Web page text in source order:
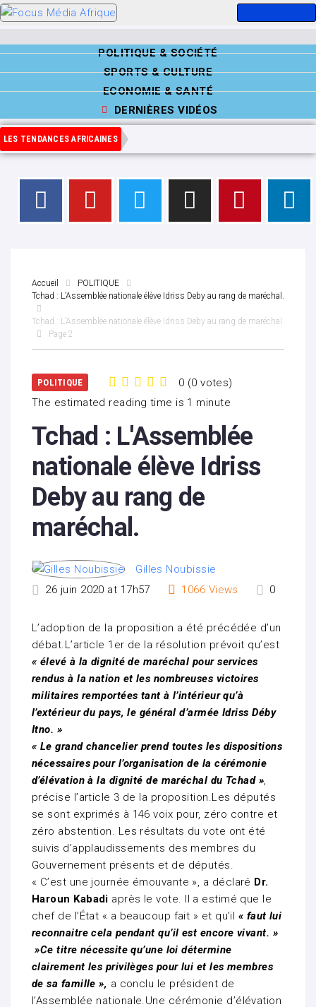
POLITIQUE & SOCIÉTÉ
SPORTS & CULTURE
ECONOMIE & SANTÉ
DERNIÈRES VIDÉOS
LES TENDANCES AFRICAINES
Accueil
POLITIQUE
Tchad : L’Assemblée nationale élève Idriss Deby au rang de maréchal.
Tchad : L’Assemblée nationale élève Idriss Deby au rang de maréchal.
Page 2
POLITIQUE 0 (0 votes)
The estimated reading time is 1 minute
Tchad : L'Assemblée
nationale élève Idriss
Deby au rang de
maréchal.
Gilles Noubissie
26 juin 2020 at 17h57
1066 Views 0
L’adoption de la proposition a été précédée d’un
débat.L’article 1er de la résolution prévoit qu’est
« élevé à la dignité de maréchal pour services
rendus à la nation et les nombreuses victoires
militaires remportées tant à l’intérieur qu’à
l’extérieur du pays, le général d’armée Idriss Déby
Itno. »
« Le grand chancelier prend toutes les dispositions
nécessaires pour l’organisation de la cérémonie
d’élévation à la dignité de maréchal du Tchad »,
précise l’article 3 de la proposition.Les députés
se sont exprimés à 146 voix pour, zéro contre et
zéro abstention. Les résultats du vote ont été
suivis d’applaudissements des membres du
Gouvernement présents et de députés.
« C’est une journée émouvante », a déclaré Dr.
Haroun Kabadi après le vote. Il a estimé que le
chef de l’État « a beaucoup fait » et qu’il « faut lui
reconnaitre cela pendant qu’il est encore vivant. »​
»Ce titre nécessite qu’une loi détermine
clairement les privilèges pour lui et les membres
de sa famille », a conclu le président de
l’Assemblée nationale.Une cérémonie d’élévation